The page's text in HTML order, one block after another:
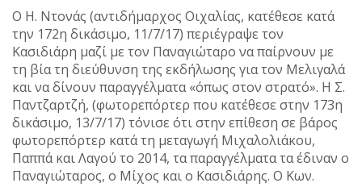
Ο Η. Ντονάς (αντιδήμαρχος Οιχαλίας, κατέθεσε κατά
την 172η δικάσιμο, 11/7/17) περιέγραψε τον
Κασιδιάρη μαζί με τον Παναγιώταρο να παίρνουν με
τη βία τη διεύθυνση της εκδήλωσης για τον Μελιγαλά
και να δίνουν παραγγέλματα «όπως στον στρατό». Η Σ.
Παντζαρτζή, (φωτορεπόρτερ που κατέθεσε στην 173η
δικάσιμο, 13/7/17) τόνισε ότι στην επίθεση σε βάρος
φωτορεπόρτερ κατά τη μεταγωγή Μιχαλολιάκου,
Παππά και Λαγού το 2014, τα παραγγέλματα τα έδιναν ο
Παναγιώταρος, ο Μίχος και ο Κασιδιάρης. Ο Κων.